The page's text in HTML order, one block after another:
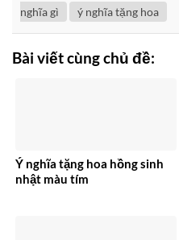
nghĩa gì
ý nghĩa tặng hoa
Bài viết cùng chủ đề:
Ý nghĩa tặng hoa hồng sinh
nhật màu tím